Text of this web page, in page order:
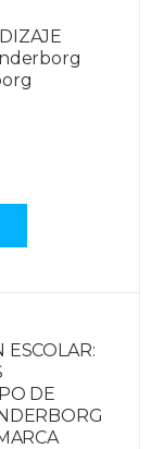
ESCOLAR:
DE